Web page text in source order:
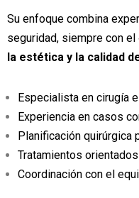
Su enfoque combina
seguridad, siempre con
la estética y la calidad
Especialista en cirugía
Experiencia en casos
Planificación quirúrgica
Tratamientos
Coordinación con el